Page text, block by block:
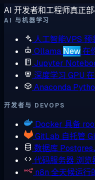
AI 开发者和工程师真正部
AI 与机器学习
人工智能VPS 预
Ollama New在
Jupyter
深度学习 GPU
Anaconda
开发者与 DEVOPS
Docker 具备
GitLab 自托管
数据库
代码服务器 浏览
n8n 全天候运行